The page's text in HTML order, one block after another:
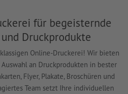
für begeisternde
Druckprodukte
Online-Druckerei! Wir bieten
an Druckprodukten in bester
Flyer, Plakate, Broschüren und
Team setzt Ihre individuellen